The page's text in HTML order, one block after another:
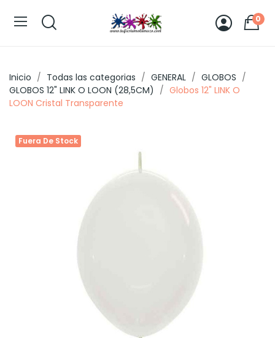
0
Inicio Todas las categorias GENERAL
GLOBOS
GLOBOS 12" LINK O LOON (28,5CM)
Globos 12" LINK O
LOON Cristal Transparente
Fuera De Stock